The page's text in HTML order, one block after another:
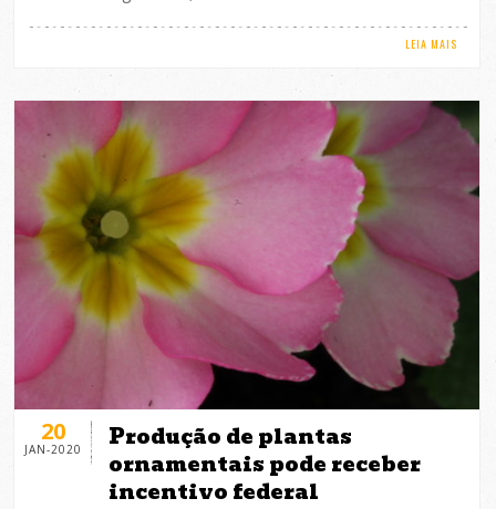
LEIA MAIS
20
JAN-2020
Produção de plantas
ornamentais pode receber
incentivo federal